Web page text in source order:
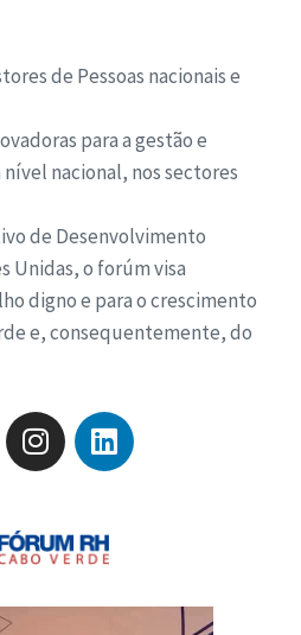
de Pessoas nacionais e
para a gestão e
nível nacional, nos sectores
de Desenvolvimento
Unidas, o forúm visa
digno e para o crescimento
e, consequentemente, do